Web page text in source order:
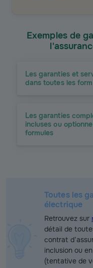
Exemples de
Les garanties et
dans toutes les
Les garanties
incluses ou
formules
Toutes les
électrique
Retrouvez sur
détail de
contrat
inclusion ou
(tentative de